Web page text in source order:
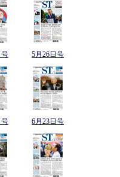
号 5月26日号
号 6月23日号